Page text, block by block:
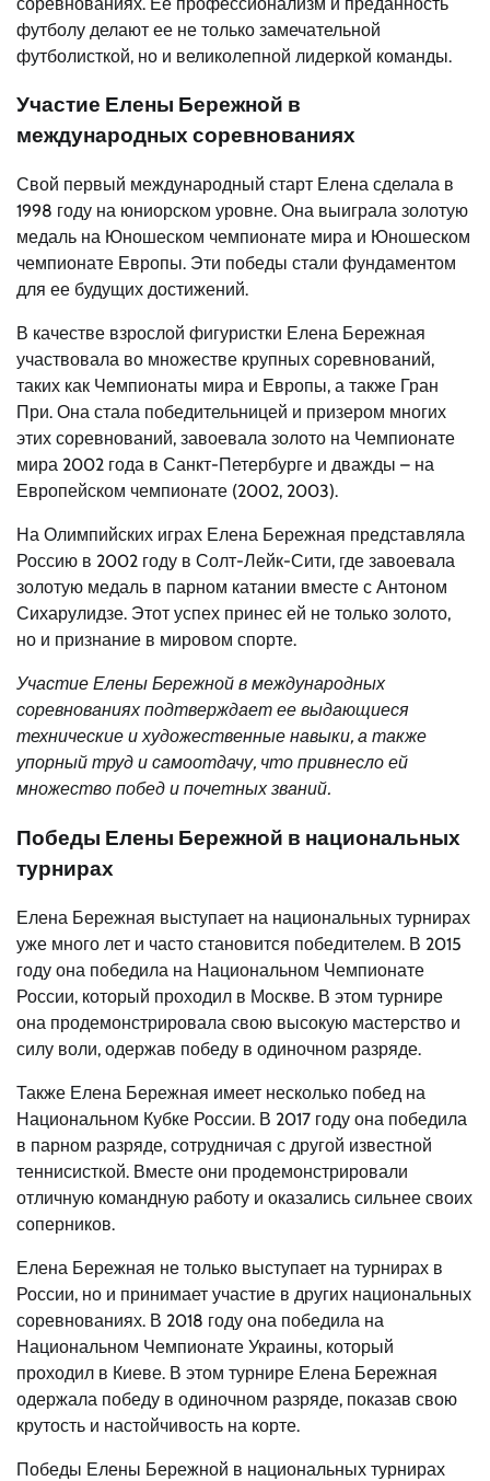
футболу делают ее не только замечательной
футболисткой, но и великолепной лидеркой команды.
Участие Елены Бережной в
международных соревнованиях
Свой первый международный старт Елена сделала в
1998 году на юниорском уровне. Она выиграла золотую
медаль на Юношеском чемпионате мира и Юношеском
чемпионате Европы. Эти победы стали фундаментом
для ее будущих достижений.
В качестве взрослой фигуристки Елена Бережная
участвовала во множестве крупных соревнований,
таких как Чемпионаты мира и Европы, а также Гран
При. Она стала победительницей и призером многих
этих соревнований, завоевала золото на Чемпионате
мира 2002 года в Санкт-Петербурге и дважды – на
Европейском чемпионате (2002, 2003).
На Олимпийских играх Елена Бережная представляла
Россию в 2002 году в Солт-Лейк-Сити, где завоевала
золотую медаль в парном катании вместе с Антоном
Сихарулидзе. Этот успех принес ей не только золото,
но и признание в мировом спорте.
Участие Елены Бережной в международных
соревнованиях подтверждает ее выдающиеся
технические и художественные навыки, а также
упорный труд и самоотдачу, что привнесло ей
множество побед и почетных званий.
Победы Елены Бережной в национальных
турнирах
Елена Бережная выступает на национальных турнирах
уже много лет и часто становится победителем. В 2015
году она победила на Национальном Чемпионате
России, который проходил в Москве. В этом турнире
она продемонстрировала свою высокую мастерство и
силу воли, одержав победу в одиночном разряде.
Также Елена Бережная имеет несколько побед на
Национальном Кубке России. В 2017 году она победила
в парном разряде, сотрудничая с другой известной
теннисисткой. Вместе они продемонстрировали
отличную командную работу и оказались сильнее своих
соперников.
Елена Бережная не только выступает на турнирах в
России, но и принимает участие в других национальных
соревнованиях. В 2018 году она победила на
Национальном Чемпионате Украины, который
проходил в Киеве. В этом турнире Елена Бережная
одержала победу в одиночном разряде, показав свою
крутость и настойчивость на корте.
Победы Елены Бережной в национальных турнирах